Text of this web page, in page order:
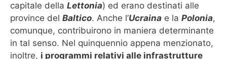
capitale della Lettonia) ed erano destinati alle
province del Baltico. Anche l’Ucraina e la Polonia,
comunque, contribuirono in maniera determinante
in tal senso. Nel quinquennio appena menzionato,
inoltre, i programmi relativi alle infrastrutture